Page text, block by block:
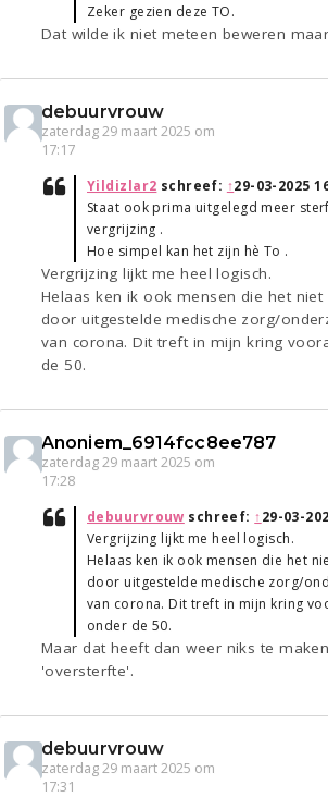
Zeker gezien deze TO.
Dat wilde ik niet meteen beweren
debuurvrouw
zaterdag 29 maart 2025 om
17:17
Yildizlar2 schreef: ↑29-03-2025
Staat ook prima uitgelegd meer
vergrijzing .
Hoe simpel kan het zijn hè To .
Vergrijzing lijkt me heel logisch.
Helaas ken ik ook mensen die het niet
door uitgestelde medische zorg/
van corona. Dit treft in mijn kring
de 50.
Anoniem_6914fcc8ee787
zaterdag 29 maart 2025 om
17:28
debuurvrouw schreef: ↑29-03-
Vergrijzing lijkt me heel logisch.
Helaas ken ik ook mensen die het
door uitgestelde medische zorg/
van corona. Dit treft in mijn kring
onder de 50.
Maar dat heeft dan weer niks te
'oversterfte'.
debuurvrouw
zaterdag 29 maart 2025 om
17:31